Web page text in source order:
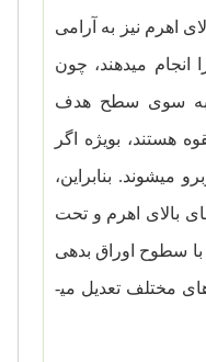
اهرم نیز به ­آرامی
انجام می­دهند، چون
به سوی سطح هدف
هستند، بویژه اگر
می­شوند. بنابراین،
بالای اهرم و تحت
سطوح اوراق بدهی
مختلف تعدیل می­